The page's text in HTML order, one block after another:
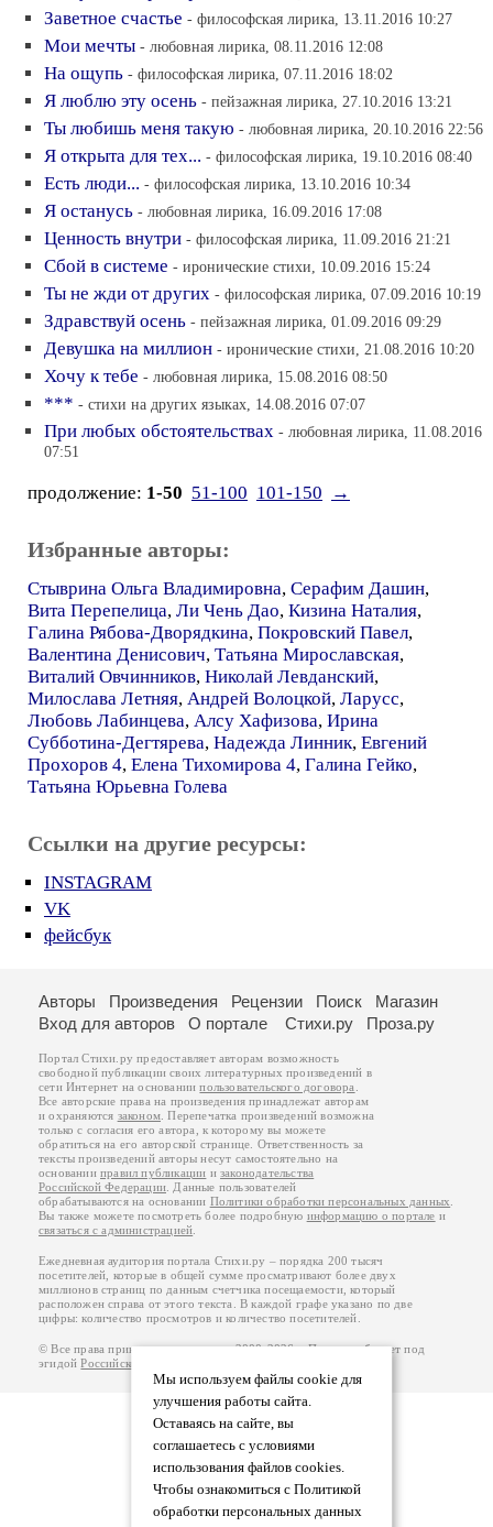
Заветное счастье - философская лирика, 13.11.2016 10:27
Мои мечты - любовная лирика, 08.11.2016 12:08
На ощупь - философская лирика, 07.11.2016 18:02
Я люблю эту осень - пейзажная лирика, 27.10.2016 13:21
Ты любишь меня такую - любовная лирика, 20.10.2016 22:56
Я открыта для тех... - философская лирика, 19.10.2016 08:40
Есть люди... - философская лирика, 13.10.2016 10:34
Я останусь - любовная лирика, 16.09.2016 17:08
Ценность внутри - философская лирика, 11.09.2016 21:21
Сбой в системе - иронические стихи, 10.09.2016 15:24
Ты не жди от других - философская лирика, 07.09.2016 10:19
Здравствуй осень - пейзажная лирика, 01.09.2016 09:29
Девушка на миллион - иронические стихи, 21.08.2016 10:20
Хочу к тебе - любовная лирика, 15.08.2016 08:50
*** - стихи на других языках, 14.08.2016 07:07
При любых обстоятельствах - любовная лирика, 11.08.2016
07:51
продолжение: 1-50 51-100 101-150 →
Избранные авторы:
Стыврина Ольга Владимировна, Серафим Дашин,
Вита Перепелица, Ли Чень Дао, Кизина Наталия,
Галина Рябова-Дворядкина, Покровский Павел,
Валентина Денисович, Татьяна Мирославская,
Виталий Овчинников, Николай Левданский,
Милослава Летняя, Андрей Волоцкой, Ларусс,
Любовь Лабинцева, Алсу Хафизова, Ирина
Субботина-Дегтярева, Надежда Линник, Евгений
Прохоров 4, Елена Тихомирова 4, Галина Гейко,
Татьяна Юрьевна Голева
Ссылки на другие ресурсы:
INSTAGRAM
VK
фейсбук
Мы используем файлы cookie для
улучшения работы сайта.
Оставаясь на сайте, вы
соглашаетесь с условиями
использования файлов cookies.
Чтобы ознакомиться с Политикой
обработки персональных данных
Авторы Произведения Рецензии Поиск
Магазин
Вход для авторов
О портале Стихи.ру Проза.ру
Портал Стихи.ру предоставляет авторам возможность
свободной публикации своих литературных произведений в
сети Интернет на основаниипользовательского договора
Все авторские права на произведения принадлежат авторам
и охраняются законом . Перепечатка произведений возможна
только с согласия его автора, к которому вы можете
обратиться на его авторской странице. Ответственность за
тексты произведений авторы несут самостоятельно на
основанииправил публикации изаконодательства
Российской Федерации . Данные пользователей
обрабатываются на основании Политики обработки персональных данных
Вы также можете посмотреть более подробную информацию о портале и
связаться с администрацией
Ежедневная аудитория портала Стихи.ру – порядка 200 тысяч
посетителей, которые в общей сумме просматривают более двух
миллионов страниц по данным счетчика посещаемости, который
расположен справа от этого текста. В каждой графе указано по две
цифры: количество просмотров и количество посетителей.
© Все права принадлежат авторам, 2000-2026. Портал работает под
эгидойРоссийского союза писателей